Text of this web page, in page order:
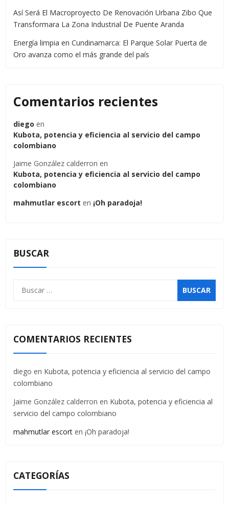
Así Será El Macroproyecto De Renovación Urbana Zibo Que
Transformara La Zona Industrial De Puente Aranda
Energía limpia en Cundinamarca: El Parque Solar Puerta de
Oro avanza como el más grande del país
Comentarios recientes
diego en
Kubota, potencia y eficiencia al servicio del campo
colombiano
Jaime González calderron en
Kubota, potencia y eficiencia al servicio del campo
colombiano
mahmutlar escort en ¡Oh paradoja!
BUSCAR
COMENTARIOS RECIENTES
diego en Kubota, potencia y eficiencia al servicio del campo
colombiano
Jaime González calderron en Kubota, potencia y eficiencia al
servicio del campo colombiano
mahmutlar escort en ¡Oh paradoja!
CATEGORÍAS